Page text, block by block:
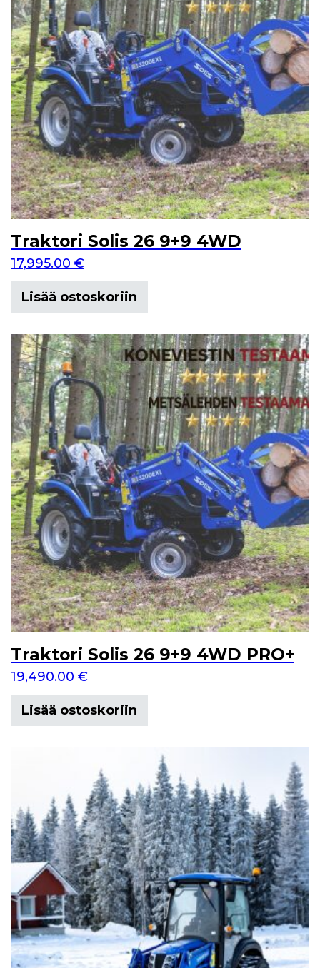
Traktori Solis 26 9+9 4WD
17,995.00 €
Lisää ostoskoriin
Traktori Solis 26 9+9 4WD PRO+
19,490.00 €
Lisää ostoskoriin